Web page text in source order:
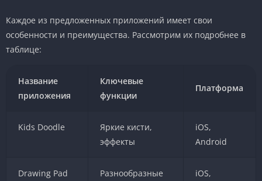
Каждое из предложенных приложений имеет свои
особенности и преимущества. Рассмотрим их подробнее в
таблице:
Название
приложения
Ключевые
функции
Платформа
Kids Doodle
Яркие кисти,
эффекты
iOS,
Android
Drawing Pad
Разнообразные
iOS,